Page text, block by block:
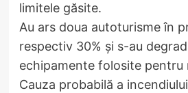
limitele găsite.
Au ars doua autoturisme în
respectiv 30% și s-au
echipamente folosite pentru
Cauza probabilă a